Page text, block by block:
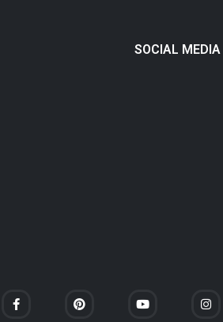
SOCIAL MEDIA